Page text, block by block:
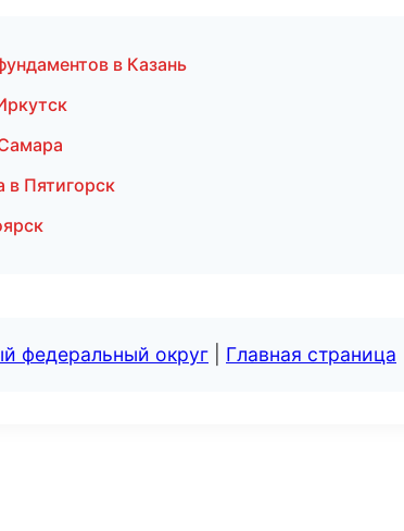
в Казань
Пятигорск
федеральный округ Главная страница